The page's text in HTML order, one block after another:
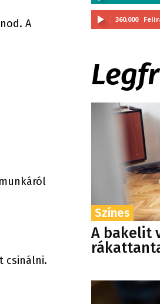
A
csinálni.
360,000
Színes
A bakelit